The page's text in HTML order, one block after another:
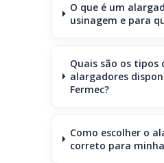
O que é um
usinagem e para
Quais são os tipos
alargadores
Fermec?
Como escolher o
correto para